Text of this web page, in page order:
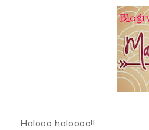
Halooo haloooo!!